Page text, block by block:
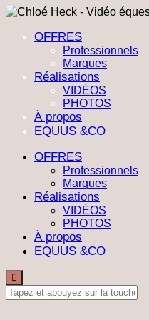
OFFRES
Professionnels
Marques
Réalisations
VIDÉOS
PHOTOS
À propos
EQUUS &CO
OFFRES
Professionnels
Marques
Réalisations
VIDÉOS
PHOTOS
À propos
EQUUS &CO